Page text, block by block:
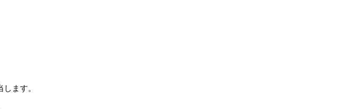
ます。